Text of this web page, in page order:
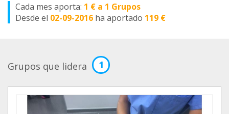
Cada mes aporta: 1 € a 1 Grupos
Desde el 02-09-2016 ha aportado 119 €
Grupos que lidera 1